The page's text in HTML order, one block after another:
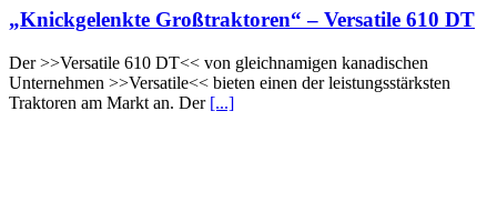
„Knickgelenkte Großtraktoren“ – Versatile 610 DT
Der >>Versatile 610 DT<< von gleichnamigen kanadischen
Unternehmen >>Versatile<< bieten einen der leistungsstärksten
Traktoren am Markt an. Der [...]